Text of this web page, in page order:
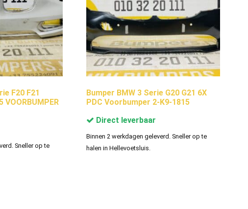
F20 F21
Sneller op te
Bumper BMW 3 Serie G20 G21 6X
PDC Voorbumper 2-K9-1815
Direct leverbaar
Binnen 2 werkdagen geleverd. Sneller op te
halen in Hellevoetsluis.